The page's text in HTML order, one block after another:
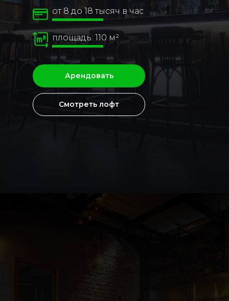
Арендовать
Смотреть лофт
от 8 до 18 тысяч в час
площадь: 110 м²